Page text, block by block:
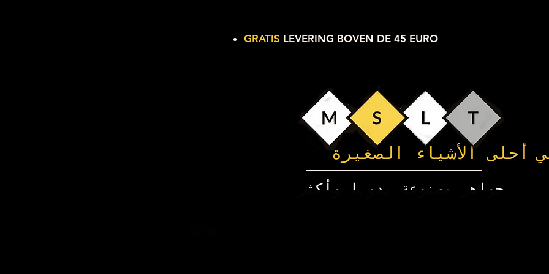
GRATIS LEVERING BOVEN DE 45 EURO
أحلى الأشياء الصغيرة
جواهر مصنوعة يدويا وأكثر